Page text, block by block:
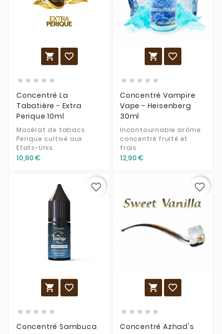
 
    
Concentré La
Tabatière - Extra
Perique 10ml
Macérat de tabacs
Perique cultivé aux
Etats-Unis.
10,90 €
 
    
Concentré Vampire
Vape - Heisenberg
30ml
Incontournable arôme
concentré fruité et
frais.
12,90 €
 
    
Concentré Sambuca
favorite_border
 
    
Concentré Azhad's
favorite_border